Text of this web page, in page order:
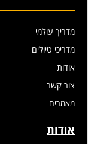
מדריך עולמי
מדריכי טיולים
אודות
צור קשר
מאמרים
אודות